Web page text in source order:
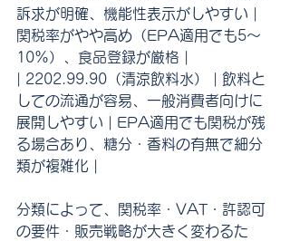
訴求が明確、機能性表示がしやすい |
関税率がやや高め（EPA適用でも5〜
10%）、食品登録が厳格 |
| 2202.99.90（清涼飲料水） | 飲料と
しての流通が容易、一般消費者向けに
展開しやすい | EPA適用でも関税が残
る場合あり、糖分・香料の有無で細分
類が複雑化 |
分類によって、関税率・VAT・許認可
の要件・販売戦略が大きく変わるた